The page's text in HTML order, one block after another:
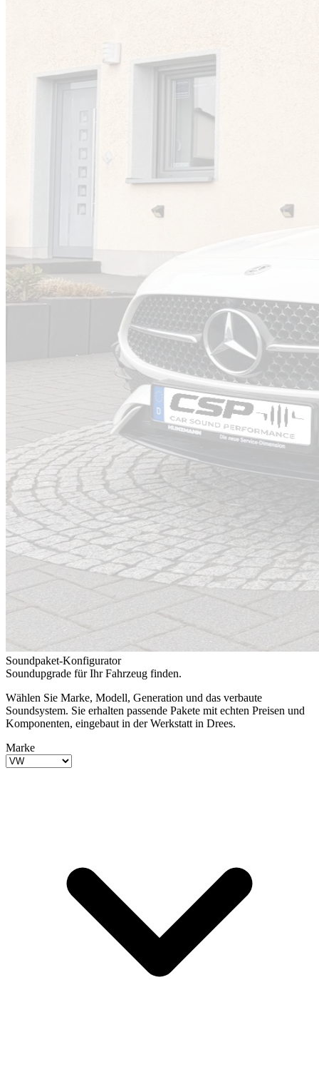
Soundpaket-Konfigurator
Soundupgrade für Ihr Fahrzeug finden.
Wählen Sie Marke, Modell, Generation und das verbaute
Soundsystem. Sie erhalten passende Pakete mit echten Preisen und
Komponenten, eingebaut in der Werkstatt in Drees.
Marke